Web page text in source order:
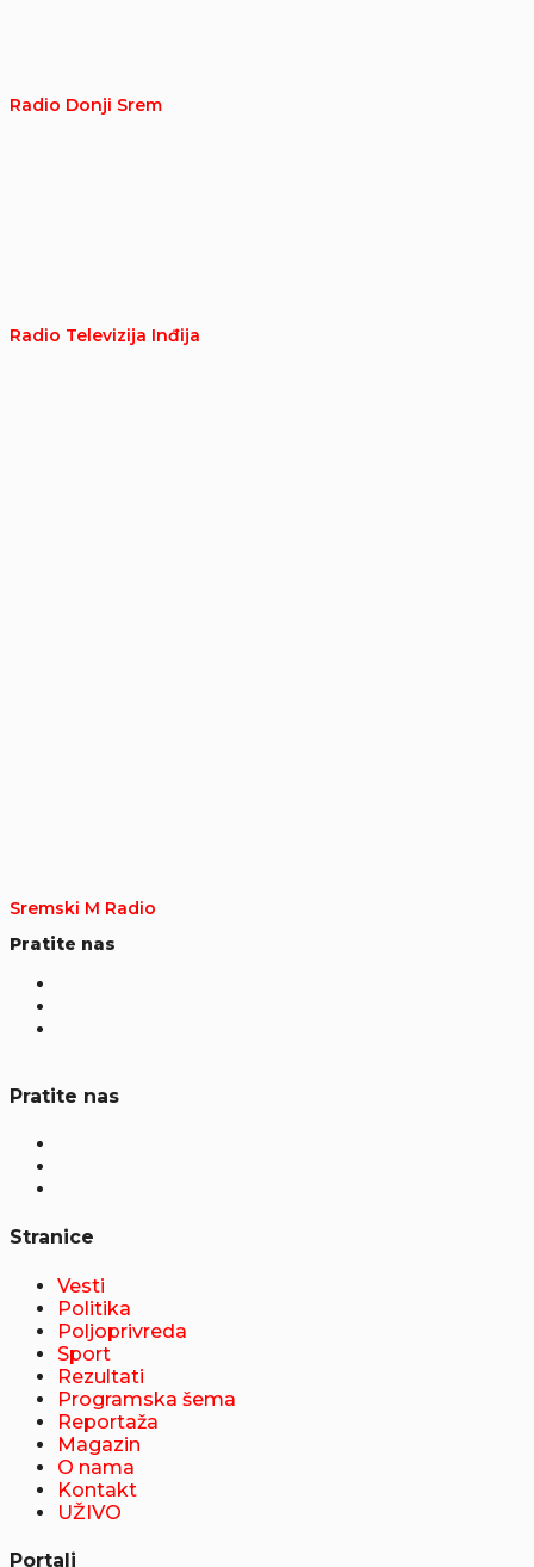
Radio Donji Srem
Radio Televizija Inđija
Sremski M Radio
Pratite nas
Pratite nas
Stranice
Vesti
Politika
Poljoprivreda
Sport
Rezultati
Programska šema
Reportaža
Magazin
O nama
Kontakt
UŽIVO
Portali